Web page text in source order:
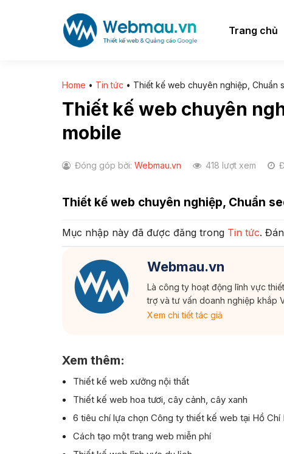
Trang chủ
Home • Tin tức • Thiết kế web chuyên nghiệp, Chuẩn
Thiết kế web chuyên
mobile
Đóng góp bởi: Webmau.vn 418 lượt xem
Thiết kế web chuyên nghiệp, Chuẩn
Mục nhập này đã được đăng trong Tin tức.
Webmau.vn
Là công ty hoạt động lĩnh vực
trợ và tư vấn doanh nghiệp khắp
Xem chi tiết tác giả
Xem thêm:
Thiết kế web xưởng nội thất
Thiết kế web hoa tươi, cây cảnh, cây xanh
6 tiêu chí lựa chọn Công ty thiết kế web tại Hồ Chí
Cách tạo một trang web miễn phí